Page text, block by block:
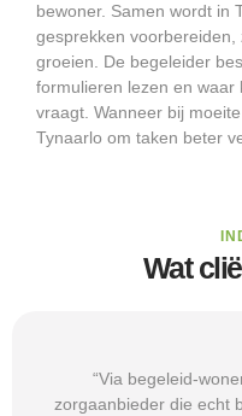
bewoner. Samen wordt in
gesprekken
groeien. De begeleider
formulieren lezen en
vraagt. Wanneer bij
Tynaarlo om taken beter
Wat
“Via begeleid-
zorgaanbieder die echt